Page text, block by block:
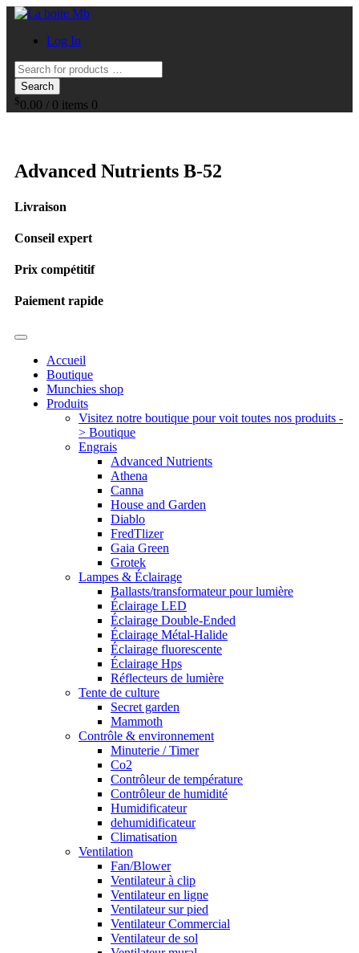
Log In
Search
$0.00 / 0 items 0
Advanced Nutrients B-52
Livraison
Conseil expert
Prix compétitif
Paiement rapide
Accueil
Boutique
Munchies shop
Produits
Visitez notre boutique pour voit toutes nos produits -
> Boutique
Engrais
Advanced Nutrients
Athena
Canna
House and Garden
Diablo
FredTlizer
Gaia Green
Grotek
Lampes & Éclairage
Ballasts/transformateur pour lumière
Éclairage LED
Éclairage Double-Ended
Éclairage Métal-Halide
Éclairage fluorescente
Éclairage Hps
Réflecteurs de lumière
Tente de culture
Secret garden
Mammoth
Contrôle & environnement
Minuterie / Timer
Co2
Contrôleur de température
Contrôleur de humidité
Humidificateur
dehumidificateur
Climatisation
Ventilation
Fan/Blower
Ventilateur à clip
Ventilateur en ligne
Ventilateur sur pied
Ventilateur Commercial
Ventilateur de sol